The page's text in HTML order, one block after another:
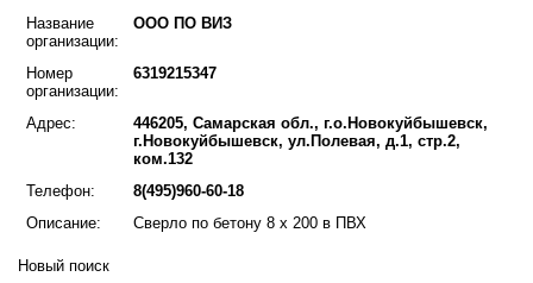
Название
организации:
ООО ПО ВИЗ
Номер
организации:
6319215347
Адрес:
446205, Самарская обл., г.о.Новокуйбышевск,
г.Новокуйбышевск, ул.Полевая, д.1, стр.2,
ком.132
Телефон:
8(495)960-60-18
Описание:
Сверло по бетону 8 х 200 в ПВХ
Новый поиск